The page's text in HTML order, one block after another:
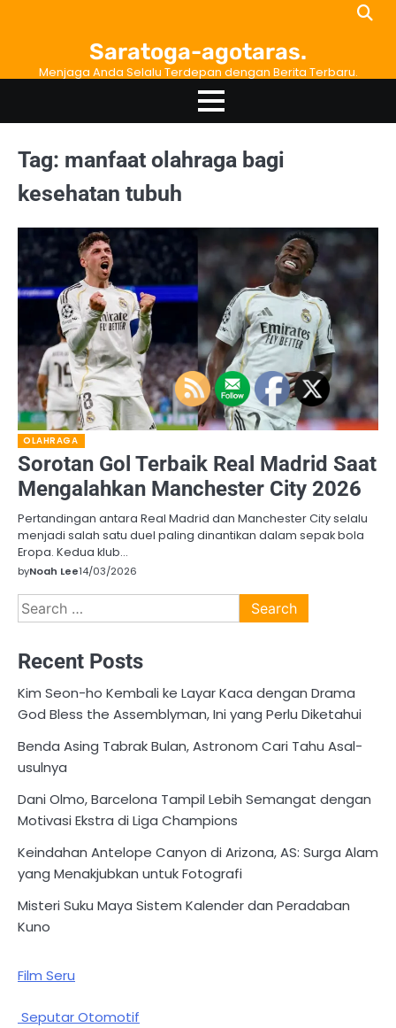
Saratoga-agotaras.
Menjaga Anda Selalu Terdepan dengan Berita Terbaru.
Tag: manfaat olahraga bagi
kesehatan tubuh
OLAHRAGA
Sorotan Gol Terbaik Real Madrid Saat
Mengalahkan Manchester City 2026
Pertandingan antara Real Madrid dan Manchester City selalu
menjadi salah satu duel paling dinantikan dalam sepak bola
Eropa. Kedua klub…
byNoah Lee14/03/2026
Search
for:
Recent Posts
Kim Seon-ho Kembali ke Layar Kaca dengan Drama
God Bless the Assemblyman, Ini yang Perlu Diketahui
Benda Asing Tabrak Bulan, Astronom Cari Tahu Asal-
usulnya
Dani Olmo, Barcelona Tampil Lebih Semangat dengan
Motivasi Ekstra di Liga Champions
Keindahan Antelope Canyon di Arizona, AS: Surga Alam
yang Menakjubkan untuk Fotografi
Misteri Suku Maya Sistem Kalender dan Peradaban
Kuno
Film Seru
Seputar Otomotif